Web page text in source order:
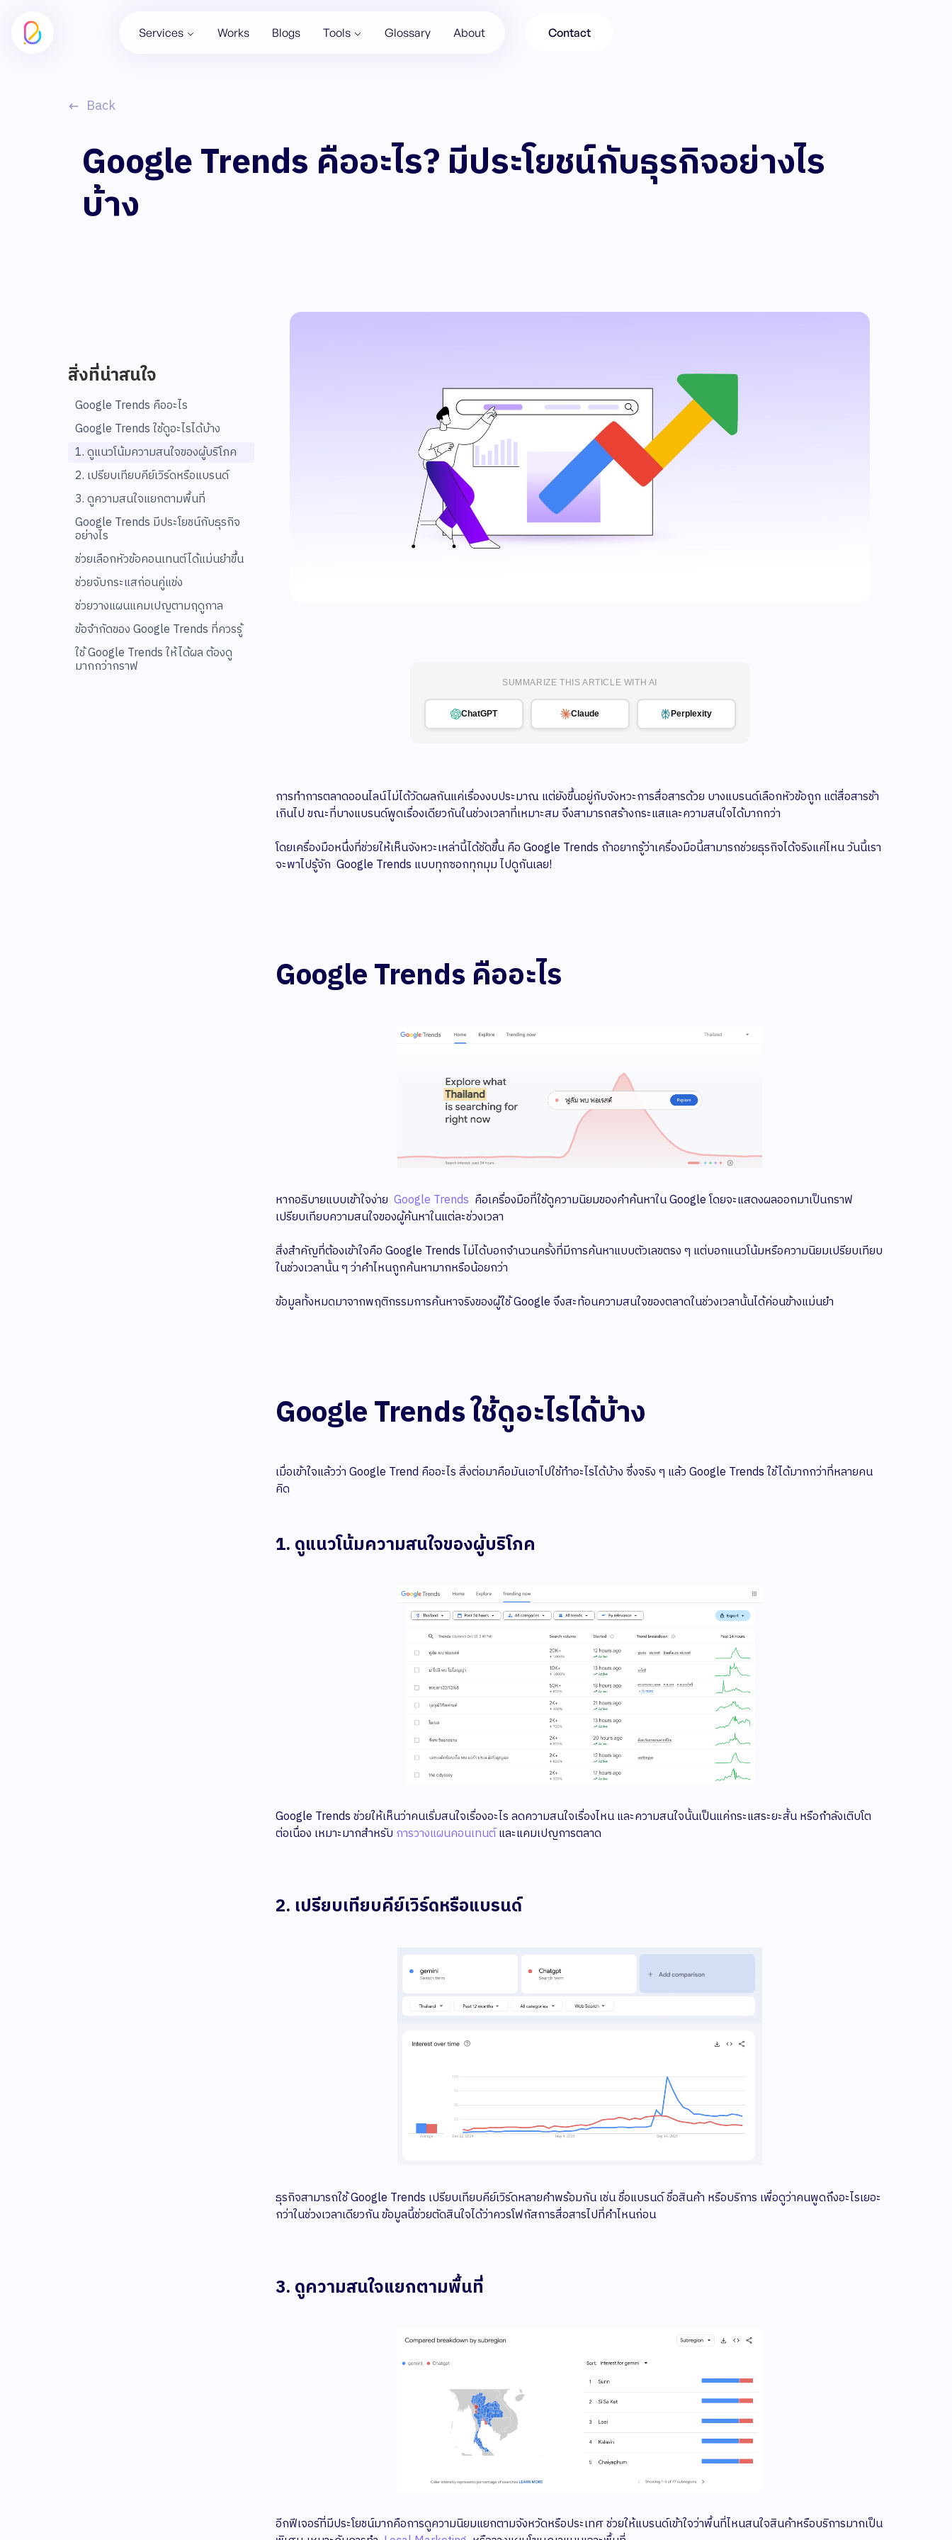
Services Works Blogs Tools Glossary About Contact
Back
Google Trends คืออะไร? มีประโยชน์กับธุรกิจอย่างไร
บ้าง
สิ่งที่น่าสนใจ
Google Trends คืออะไร
Google Trends ใช้ดูอะไรได้บ้าง
1. ดูแนวโน้มความสนใจของผู้บริโภค
2. เปรียบเทียบคีย์เวิร์ดหรือแบรนด์
3. ดูความสนใจแยกตามพื้นที่
Google Trends มีประโยชน์กับธุรกิจ
อย่างไร
ช่วยเลือกหัวข้อคอนเทนต์ได้แม่นยำขึ้น
ช่วยจับกระแสก่อนคู่แข่ง
ช่วยวางแผนแคมเปญตามฤดูกาล
ข้อจำกัดของ Google Trends ที่ควรรู้
ใช้ Google Trends ให้ได้ผล ต้องดู
มากกว่ากราฟ
SUMMARIZE THIS ARTICLE WITH AI
ChatGPT Claude Perplexity
การทำการตลาดออนไลน์ไม่ได้วัดผลกันแค่เรื่องงบประมาณ แต่ยังขึ้นอยู่กับจังหวะการสื่อสารด้วย บางแบรนด์เลือกหัวข้อถูก แต่สื่อสารช้า
เกินไป ขณะที่บางแบรนด์พูดเรื่องเดียวกันในช่วงเวลาที่เหมาะสม จึงสามารถสร้างกระแสและความสนใจได้มากกว่า
โดยเครื่องมือหนึ่งที่ช่วยให้เห็นจังหวะเหล่านี้ได้ชัดขึ้น คือ Google Trends ถ้าอยากรู้ว่าเครื่องมือนี้สามารถช่วยธุรกิจได้จริงแค่ไหน วันนี้เรา
จะพาไปรู้จัก Google Trends แบบทุกซอกทุกมุม ไปดูกันเลย!
Google Trends คืออะไร
หากอธิบายแบบเข้าใจง่าย Google Trends คือเครื่องมือที่ใช้ดูความนิยมของคำค้นหาใน Google โดยจะแสดงผลออกมาเป็นกราฟ
เปรียบเทียบความสนใจของผู้ค้นหาในแต่ละช่วงเวลา
สิ่งสำคัญที่ต้องเข้าใจคือ Google Trends ไม่ได้บอกจำนวนครั้งที่มีการค้นหาแบบตัวเลขตรง ๆ แต่บอกแนวโน้มหรือความนิยมเปรียบเทียบ
ในช่วงเวลานั้น ๆ ว่าคำไหนถูกค้นหามากหรือน้อยกว่า
ข้อมูลทั้งหมดมาจากพฤติกรรมการค้นหาจริงของผู้ใช้ Google จึงสะท้อนความสนใจของตลาดในช่วงเวลานั้นได้ค่อนข้างแม่นยำ
Google Trends ใช้ดูอะไรได้บ้าง
เมื่อเข้าใจแล้วว่า Google Trend คืออะไร สิ่งต่อมาคือมันเอาไปใช้ทำอะไรได้บ้าง ซึ่งจริง ๆ แล้ว Google Trends ใช้ได้มากกว่าที่หลายคน
คิด
1. ดูแนวโน้มความสนใจของผู้บริโภค
Google Trends ช่วยให้เห็นว่าคนเริ่มสนใจเรื่องอะไร ลดความสนใจเรื่องไหน และความสนใจนั้นเป็นแค่กระแสระยะสั้น หรือกำลังเติบโต
ต่อเนื่อง เหมาะมากสำหรับ การวางแผนคอนเทนต์และแคมเปญการตลาด
2. เปรียบเทียบคีย์เวิร์ดหรือแบรนด์
ธุรกิจสามารถใช้ Google Trends เปรียบเทียบคีย์เวิร์ดหลายคำพร้อมกัน เช่น ชื่อแบรนด์ ชื่อสินค้า หรือบริการ เพื่อดูว่าคนพูดถึงอะไรเยอะ
กว่าในช่วงเวลาเดียวกัน ข้อมูลนี้ช่วยตัดสินใจได้ว่าควรโฟกัสการสื่อสารไปที่คำไหนก่อน
3. ดูความสนใจแยกตามพื้นที่
อีกฟีเจอร์ที่มีประโยชน์มากคือการดูความนิยมแยกตามจังหวัดหรือประเทศ ช่วยให้แบรนด์เข้าใจว่าพื้นที่ไหนสนใจสินค้าหรือบริการมากเป็น